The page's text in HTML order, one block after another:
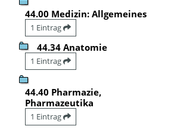
44.00 Medizin: Allgemeines
1 Eintrag
44.34 Anatomie
1 Eintrag
44.40 Pharmazie,
Pharmazeutika
1 Eintrag